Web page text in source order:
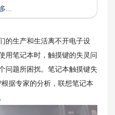
...
生产和生活离不开电子设
用笔记本时，触摸键的失灵问
问题所困扰。笔记本触摸键失
据专家的分析，联想笔记本